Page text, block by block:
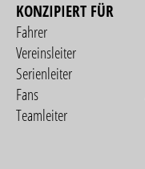
KONZIPIERT FÜR
Fahrer
Vereinsleiter
Serienleiter
Fans
Teamleiter